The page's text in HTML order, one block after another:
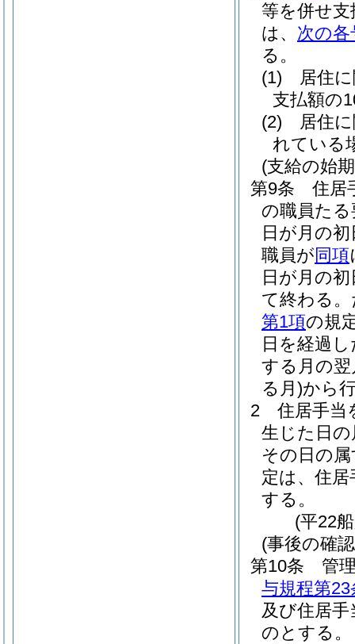
等を併せ
は、 次の各
る。
(1)
居住
支払額の
(2)
居住
れている
(支給の始
第9条
住居
の職員た
日が月の
職員が同項
日が月の
て終わる。
第1項の規
日を経過
する月の翌
る月)から
2
住居手当
生じた日
その日の
定は、住
する。
(平22
(事後の確
第10条
管
与規程第
及び住居
のとする。